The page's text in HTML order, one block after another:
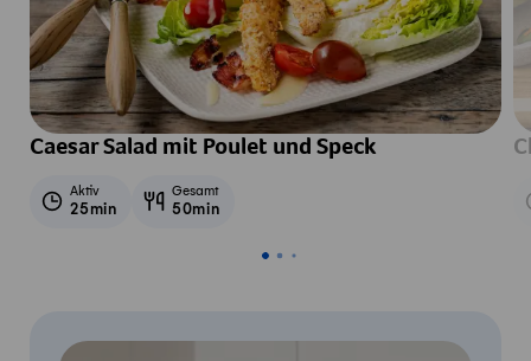
Caesar Salad mit Poulet und Speck
Aktiv
25min
Gesamt
50min